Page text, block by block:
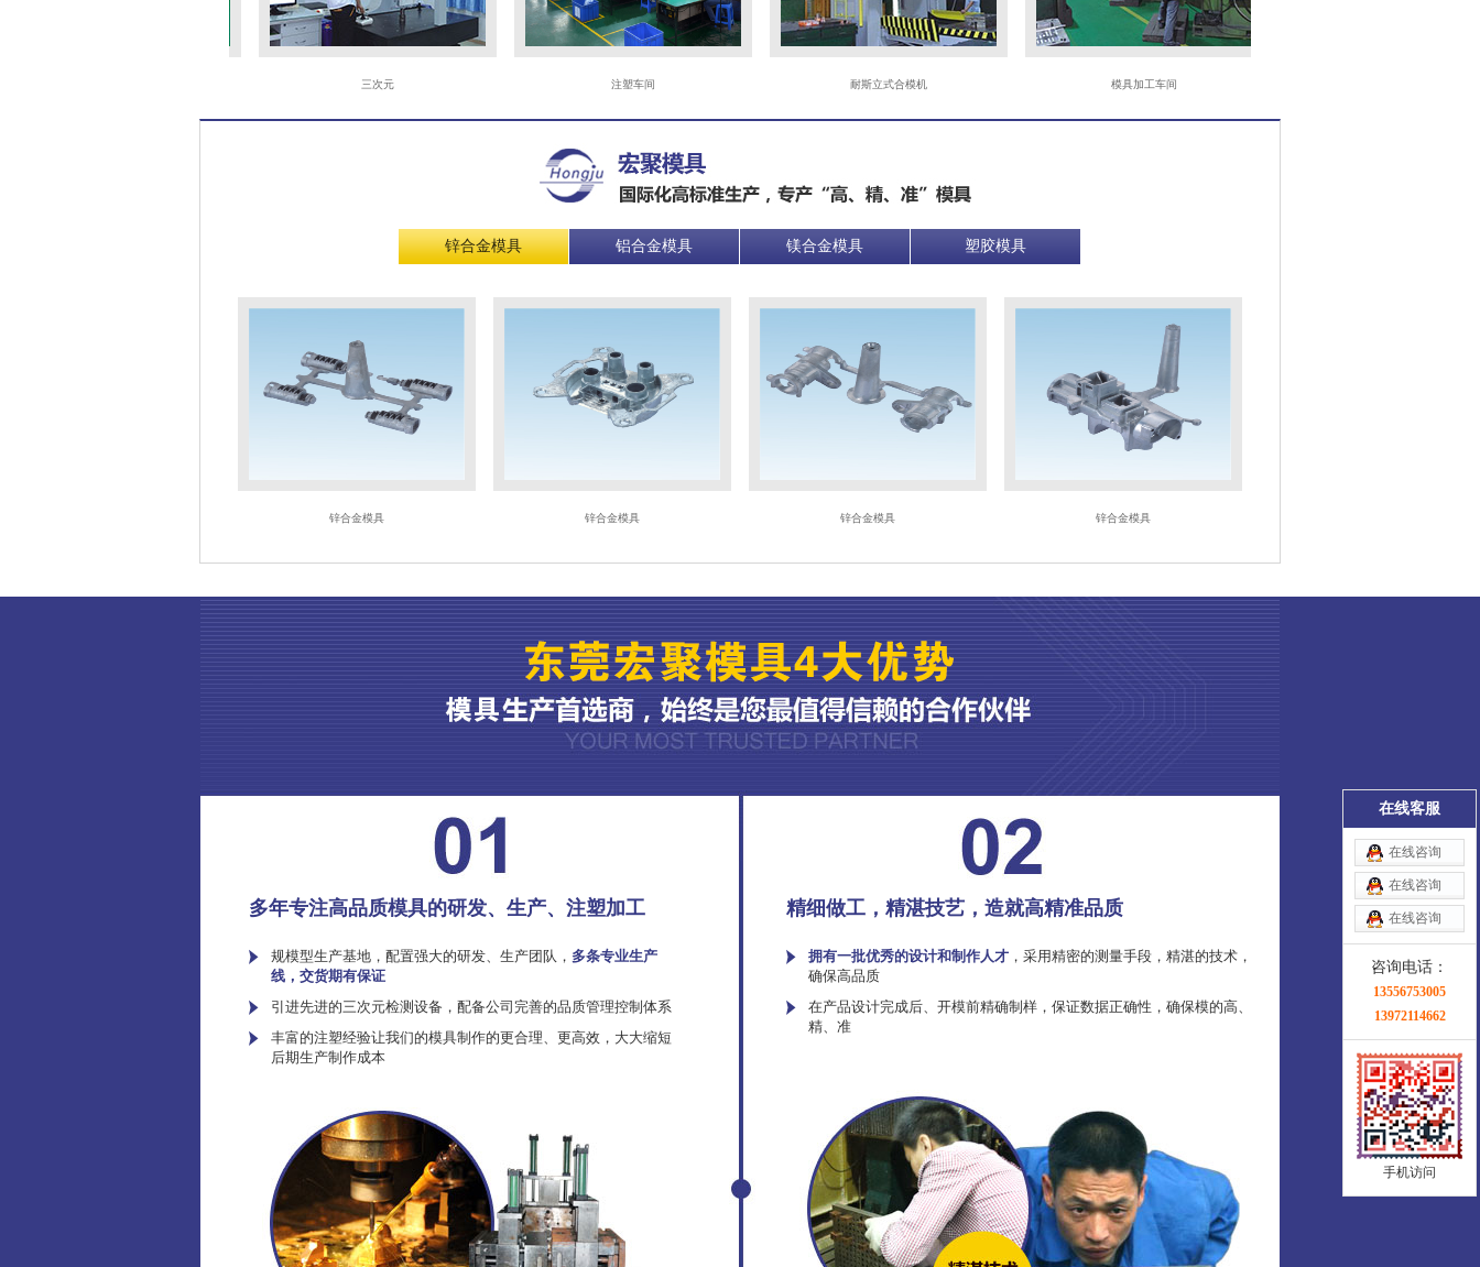
耐斯立式合模机 模具加工车间
锌合金模具 铝合金模具 镁合金模具 塑胶模具
锌合金模具 锌合金模具 锌合金模具 锌合金模具
多年专注高品质模具的研发、生产、注塑加工
规模型生产基地，配置强大的研发、生产团队， 多条专业生产
线，交货期有保证
引进先进的三次元检测设备，配备公司完善的品质管理控制体系
丰富的注塑经验让我们的模具制作的更合理、更高效，大大缩短
后期生产制作成本
精细做工，精湛技艺，造就高精准品质
拥有一批优秀的设计和制作人才 ，采用精密的测量手段，精湛的技术，
确保高品质
在产品设计完成后、开模前精确制样，保证数据正确性，确保模的高、
精、准
在线客服
在线咨询
在线咨询
在线咨询
咨询电话：
13556753005
13972114662
手机访问